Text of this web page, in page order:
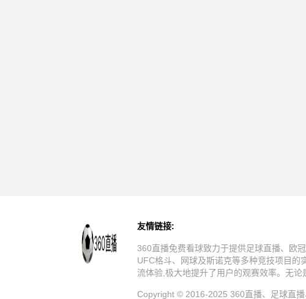
友情链接:
360直播免费看球致力于提供足球直播、欧
UFC格斗、网球及斯诺克等多种竞技项目
流体验,极大地提升了用户的观赛效率。无
Copyright © 2016-2025 360直播、足球直